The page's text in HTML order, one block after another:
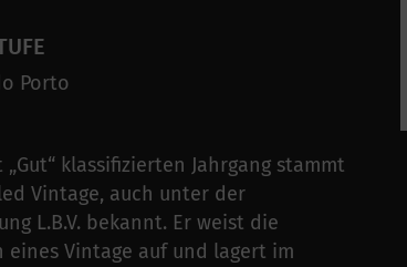
Porto
klassifizierten Jahrgang stammt
Vintage, auch unter der
L.B.V. bekannt. Er weist die
eines Vintage auf und lagert im